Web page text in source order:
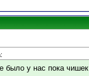
было у нас пока чишек